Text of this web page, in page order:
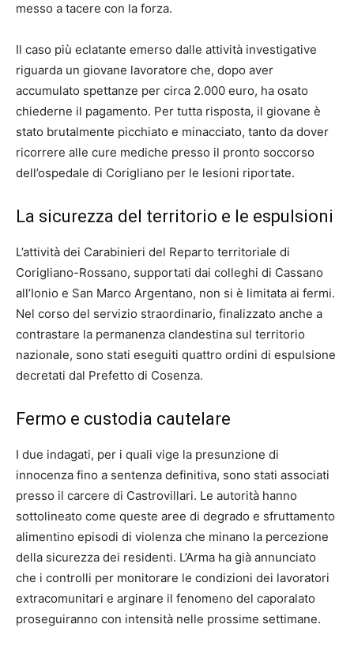
messo a tacere con la forza.
Il caso più eclatante emerso dalle attività investigative
riguarda un giovane lavoratore che, dopo aver
accumulato spettanze per circa 2.000 euro, ha osato
chiederne il pagamento. Per tutta risposta, il giovane è
stato brutalmente picchiato e minacciato, tanto da dover
ricorrere alle cure mediche presso il pronto soccorso
dell’ospedale di Corigliano per le lesioni riportate.
La sicurezza del territorio e le espulsioni
L’attività dei Carabinieri del Reparto territoriale di
Corigliano-Rossano, supportati dai colleghi di Cassano
all’Ionio e San Marco Argentano, non si è limitata ai fermi.
Nel corso del servizio straordinario, finalizzato anche a
contrastare la permanenza clandestina sul territorio
nazionale, sono stati eseguiti quattro ordini di espulsione
decretati dal Prefetto di Cosenza.
Fermo e custodia cautelare
I due indagati, per i quali vige la presunzione di
innocenza fino a sentenza definitiva, sono stati associati
presso il carcere di Castrovillari. Le autorità hanno
sottolineato come queste aree di degrado e sfruttamento
alimentino episodi di violenza che minano la percezione
della sicurezza dei residenti. L’Arma ha già annunciato
che i controlli per monitorare le condizioni dei lavoratori
extracomunitari e arginare il fenomeno del caporalato
proseguiranno con intensità nelle prossime settimane.